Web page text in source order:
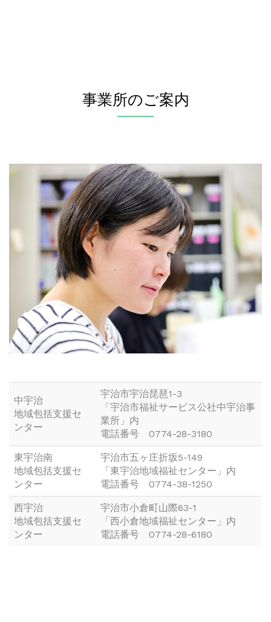
事業所のご案内
中宇治
地域包括支援セ
ンター
宇治市宇治琵琶1-3
「宇治市福祉サービス公社中宇治事
業所」内
電話番号 0774-28-3180
東宇治南
地域包括支援セ
ンター
宇治市五ヶ庄折坂5-149
「東宇治地域福祉センター」内
電話番号 0774-38-1250
西宇治
地域包括支援セ
ンター
宇治市小倉町山際63-1
「西小倉地域福祉センター」内
電話番号 0774-28-6180